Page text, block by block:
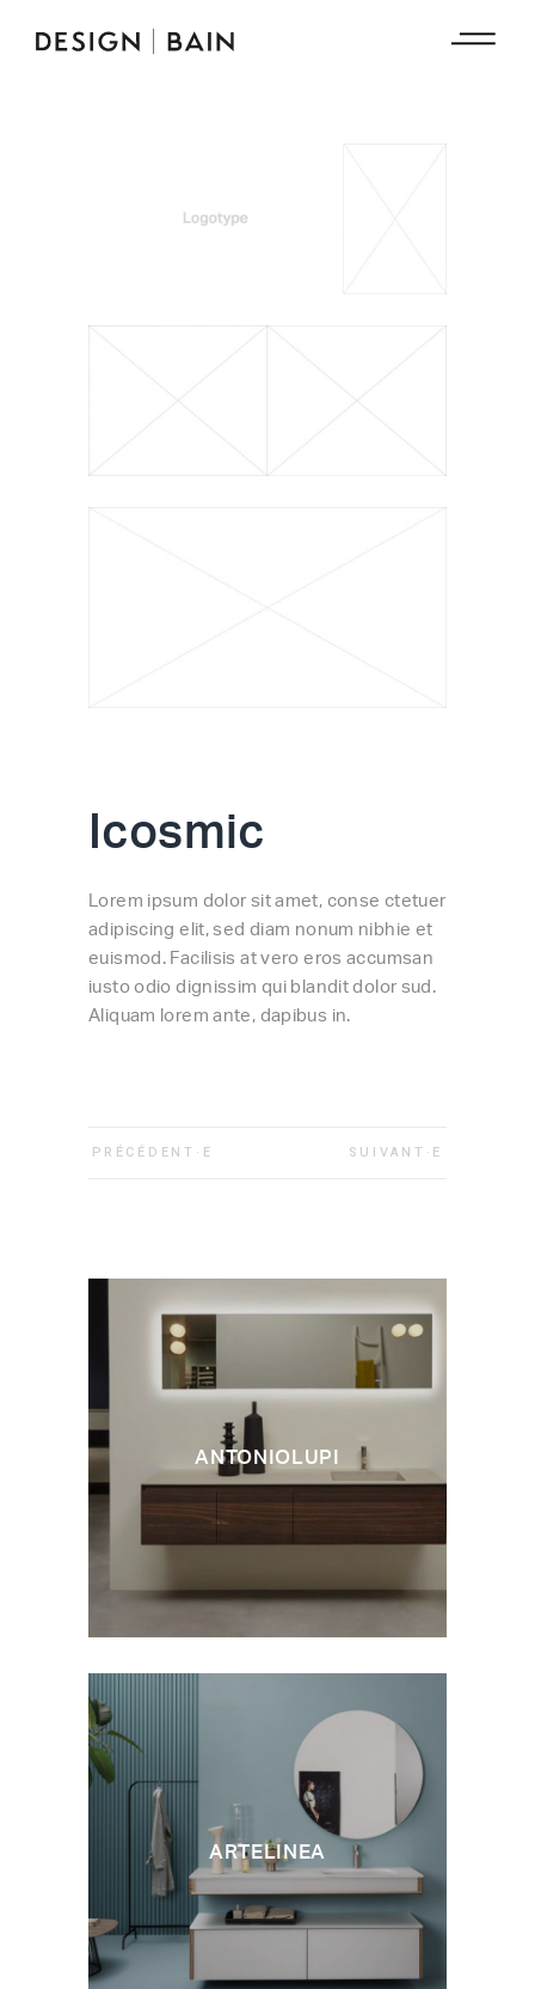
Icosmic
Lorem ipsum dolor sit amet, conse ctetuer
adipiscing elit, sed diam nonum nibhie et
euismod. Facilisis at vero eros accumsan
iusto odio dignissim qui blandit dolor sud.
Aliquam lorem ante, dapibus in.
PRÉCÉDENT·E SUIVANT·E
ANTONIOLUPI
ARTELINEA